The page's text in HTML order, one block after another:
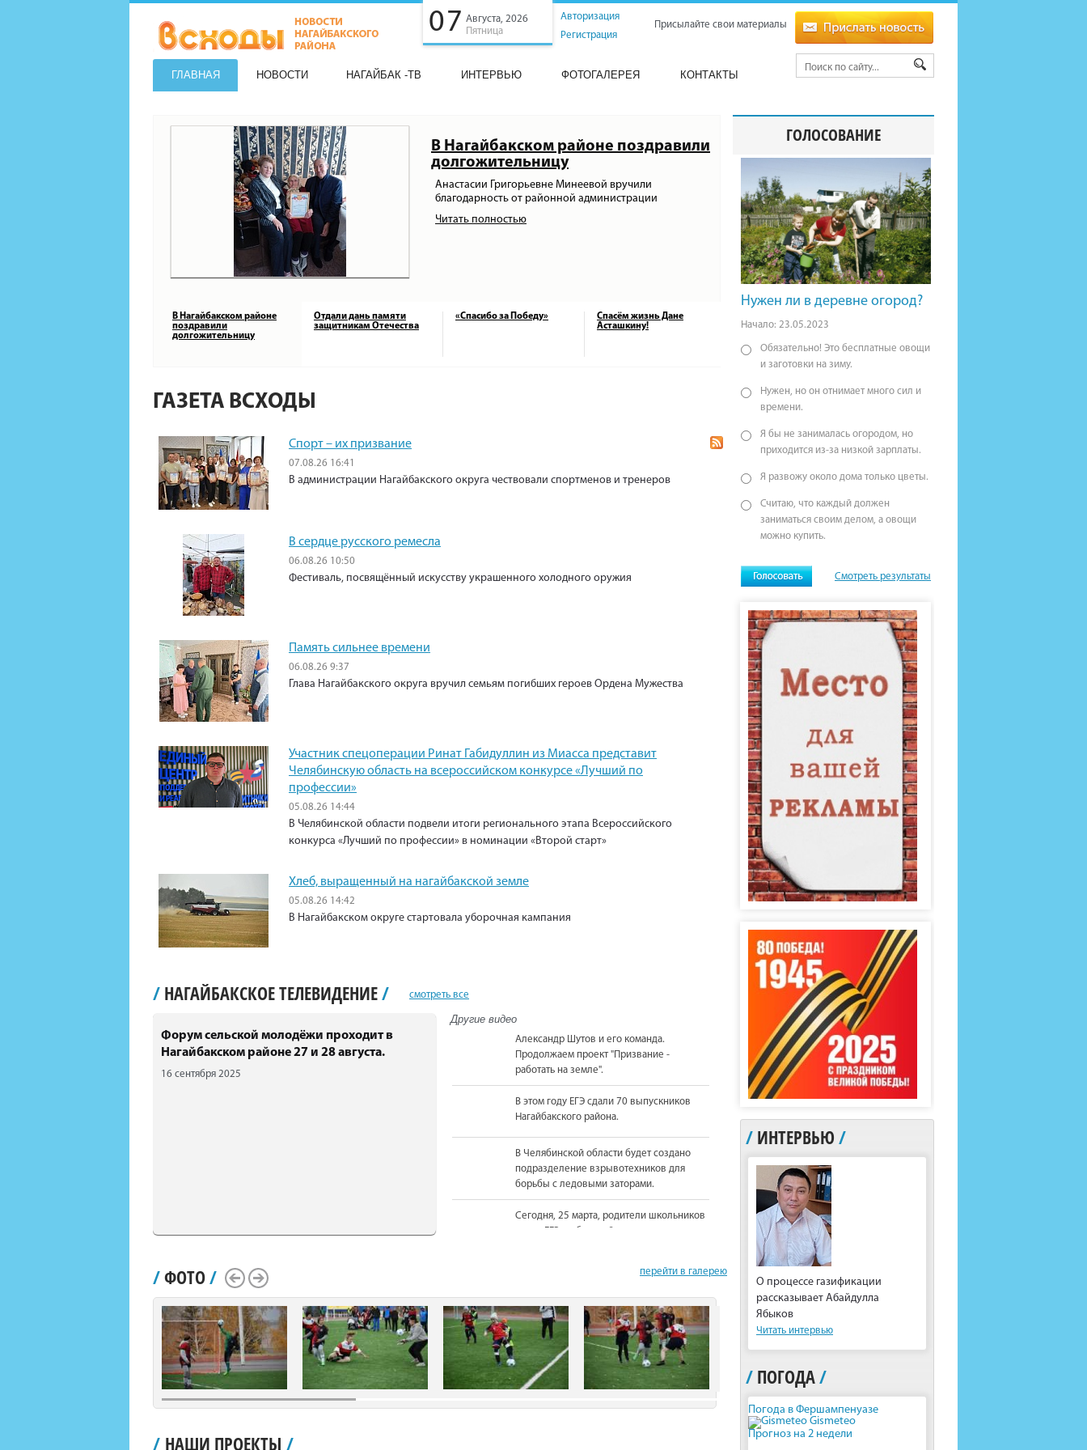
07 Августа, 2026
Пятница
Авторизация
Регистрация
Присылайте свои материалы
ГЛАВНАЯ НОВОСТИ НАГАЙБАК -ТВ ИНТЕРВЬЮ ФОТОГАЛЕРЕЯ КОНТАКТЫ
В Нагайбакском районе поздравили
долгожительницу
Анастасии Григорьевне Минеевой вручили
благодарность от районной администрации
Читать полностью
В Нагайбакском районе
поздравили
долгожительницу
Отдали дань памяти
защитникам Отечества
«Спасибо за Победу»
Спасём жизнь Дане
Асташкину!
ГАЗЕТА ВСХОДЫ
Спорт – их призвание
07.08.26 16:41
В администрации Нагайбакского округа чествовали спортменов и тренеров
В сердце русского ремесла
06.08.26 10:50
Фестиваль, посвящённый искусству украшенного холодного оружия
Память сильнее времени
06.08.26 9:37
Глава Нагайбакского округа вручил семьям погибших героев Ордена Мужества
Участник спецоперации Ринат Габидуллин из Миасса представит
Челябинскую область на всероссийском конкурсе «Лучший по
профессии»
05.08.26 14:44
В Челябинской области подвели итоги регионального этапа Всероссийского
конкурса «Лучший по профессии» в номинации «Второй старт»
Хлеб, выращенный на нагайбакской земле
05.08.26 14:42
В Нагайбакском округе стартовала уборочная кампания
/ НАГАЙБАКСКОЕ ТЕЛЕВИДЕНИЕ/ смотреть все
Форум сельской молодёжи проходит в
Нагайбакском районе 27 и 28 августа.
16 сентября 2025
Другие видео
Александр Шутов и его команда.
Продолжаем проект "Призвание -
работать на земле".
В этом году ЕГЭ сдали 70 выпускников
Нагайбакского района.
В Челябинской области будет создано
подразделение взрывотехников для
борьбы с ледовыми заторами.
Сегодня, 25 марта, родители школьников
сдали ЕГЭ по базовой математике.
На должность Уполномоченного по
вновь назначена Юлия Сударенко
Юные читатели приняли участие в
чемпионате по чтению вслух.
В Нагайбакском районе установлен
/ФОТО/ перейти в галерею
Scroll LeftScroll Right
/ НАШИ ПРОЕКТЫ /
ГОЛОСОВАНИЕ
Нужен ли в деревне огород?
Начало: 23.05.2023
Обязательно! Это бесплатные овощи
и заготовки на зиму.
Нужен, но он отнимает много сил и
времени.
Я бы не занималась огородом, но
приходится из-за низкой зарплаты.
Я развожу около дома только цветы.
Считаю, что каждый должен
заниматься своим делом, а овощи
можно купить.
Смотреть результаты
/ ИНТЕРВЬЮ /
О процессе газификации
рассказывает Абайдулла
Ябыков
Читать интервью
/ ПОГОДА/
Погода в Фершампенуазе
Gismeteo
Прогноз на 2 недели